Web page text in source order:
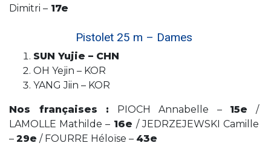
Dimitri – 17e
Pistolet 25 m – Dames
SUN Yujie – CHN
OH Yejin – KOR
YANG Jiin – KOR
Nos françaises : PIOCH Annabelle – 15e /
LAMOLLE Mathilde – 16e / JEDRZEJEWSKI Camille
– 29e / FOURRE Héloïse – 43e